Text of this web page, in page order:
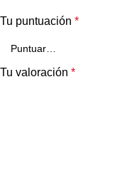
Tu puntuación *
Tu valoración *